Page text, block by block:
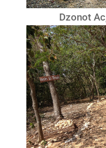
Dzonot